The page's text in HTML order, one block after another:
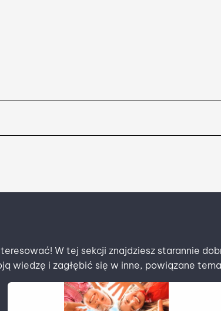
W tej sekcji znajdziesz starannie
wiedzę i zagłębić się w inne, powiązane